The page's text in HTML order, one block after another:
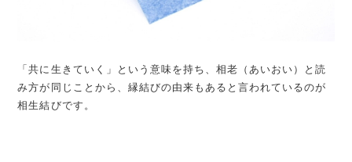
「共に生きていく」という意味を持ち、相老（あいおい）と読
み方が同じことから、縁結びの由来もあると言われているのが
相生結びです。